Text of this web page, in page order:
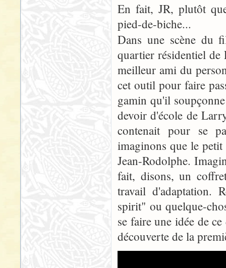
En fait, JR, plutôt
pied-de-biche...
Dans une scène du
quartier résidentiel
meilleur ami du
cet outil pour faire
gamin qu'il
devoir d'école de
contenait pour se
imaginons que le
Jean-Rodolphe.
fait, disons, un
travail d'adaptation.
spirit" ou quelque-
se faire une idée de
découverte de la